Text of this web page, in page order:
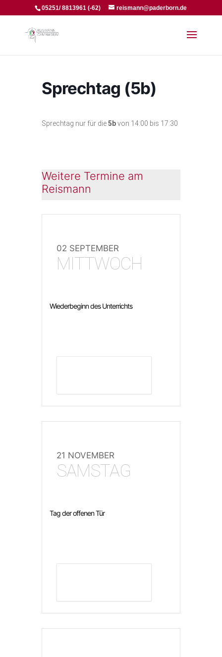
05251/ 8813961 (-62) reismann@paderborn.de
Sprechtag (5b)
Sprechtag nur für die5bvon 14:00 bis 17:30
Weitere Termine am
Reismann
02 SEPTEMBER
MITTWOCH
Wiederbeginn des Unterrichts
21 NOVEMBER
SAMSTAG
Tag der offenen Tür